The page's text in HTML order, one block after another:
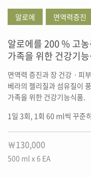
알로에 면역력증진
알로에를 200 % 고
가족을 위한 건강기
면역력 증진과 장 건강ㆍ피
베라의 젤리질과 섬유질이
가족을 위한 건강기능식품.
1일 3회, 1회 60 ml씩 꾸준
￦130,000
500 ml x 6 EA